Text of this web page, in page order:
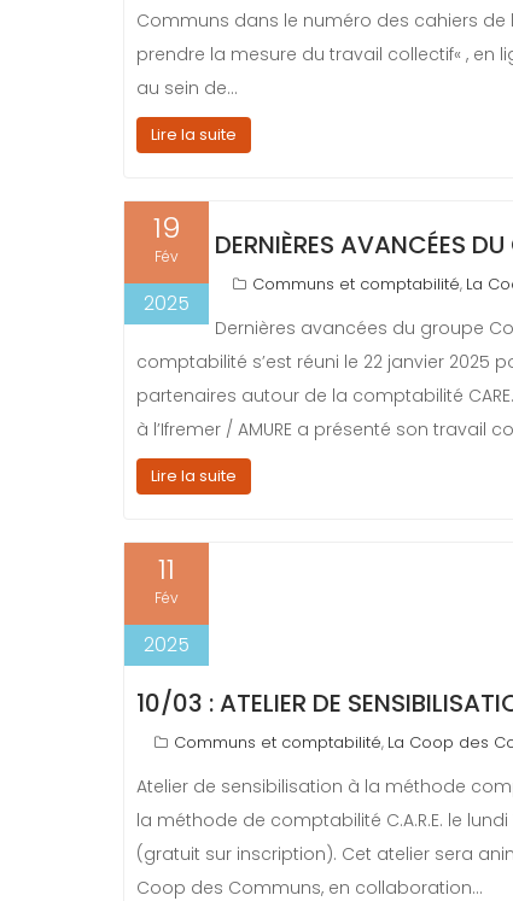
Communs dans le numéro des cahiers de
prendre la mesure du travail collectif« , en
au sein de…
Lire la suite
19
Fév
2025
DERNIÈRES AVANCÉES
Communs et comptabilité, La
Dernières avancées du groupe
comptabilité s’est réuni le 22 janvier 2025
partenaires autour de la comptabilité
à l’Ifremer / AMURE a présenté son travail
Lire la suite
11
Fév
2025
10/03 : ATELIER DE
Communs et comptabilité, La Coop des
Atelier de sensibilisation à la méthode
la méthode de comptabilité C.A.R.E. le
(gratuit sur inscription). Cet atelier sera
Coop des Communs, en collaboration…